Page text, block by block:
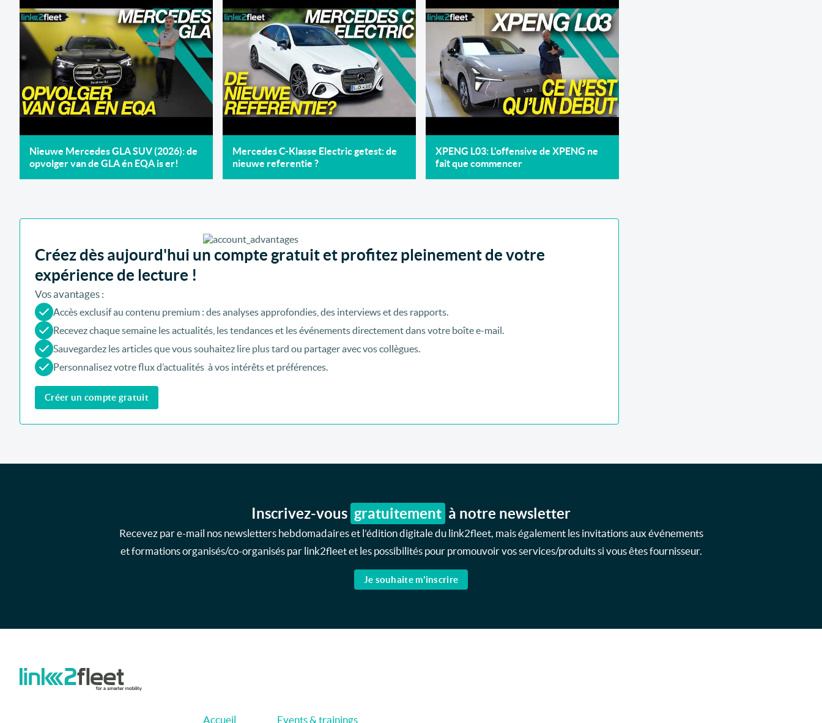
Nieuwe Mercedes GLA SUV (2026): de
opvolger van de GLA én EQA is er!
Mercedes C-Klasse Electric getest: de
nieuwe referentie ?
XPENG L03: L'offensive de XPENG ne
fait que commencer
Créez dès aujourd'hui un compte gratuit et profitez pleinement de votre
expérience de lecture !
Vos avantages :
Accès exclusif au contenu premium : des analyses approfondies, des interviews et des rapports.
Recevez chaque semaine les actualités, les tendances et les événements directement dans votre boîte e-mail.
Sauvegardez les articles que vous souhaitez lire plus tard ou partager avec vos collègues.
Personnalisez votre flux d’actualités à vos intérêts et préférences.
Créer un compte gratuit
Inscrivez-vous gratuitement à notre newsletter
Recevez par e-mail nos newsletters hebdomadaires et l’édition digitale du link2fleet, mais également les invitations aux événements
et formations organisés/co-organisés par link2fleet et les possibilités pour promouvoir vos services/produits si vous êtes fournisseur.
Je souhaite m'inscrire
Accueil Events & trainings